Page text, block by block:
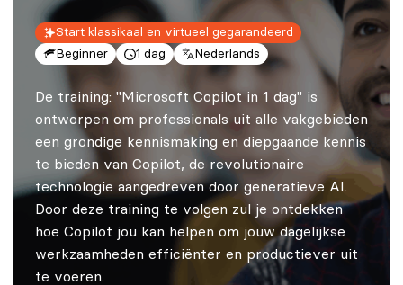
Start klassikaal en virtueel gegarandeerd
Beginner
1 dag Nederlands
De training: "Microsoft Copilot in 1 dag" is
ontworpen om professionals uit alle vakgebieden
een grondige kennismaking en diepgaande kennis
te bieden van Copilot, de revolutionaire
technologie aangedreven door generatieve AI.
Door deze training te volgen zul je ontdekken
hoe Copilot jou kan helpen om jouw dagelijkse
werkzaamheden efficiënter en productiever uit
te voeren.